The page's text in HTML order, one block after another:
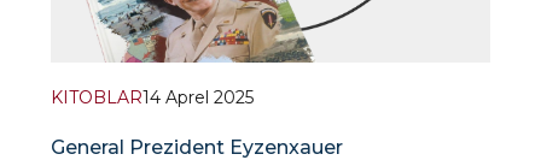
KITOBLAR14 Aprel 2025
General Prezident Eyzenxauer